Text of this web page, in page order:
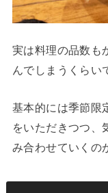
実は料理の品数も
んでしまうくらい
基本的には季節限
をいただきつつ、
み合わせていくの